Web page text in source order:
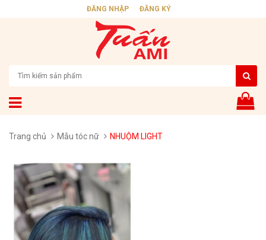
ĐĂNG NHẬP ĐĂNG KÝ
Trang chủ Mẫu tóc nữ NHUỘM LIGHT